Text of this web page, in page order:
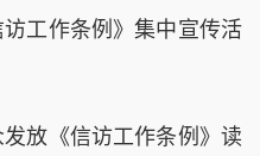
工作条例》集中宣传活
放《信访工作条例》读